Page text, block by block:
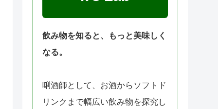
飲み物を知ると、もっと美味しく
なる。
唎酒師として、お酒からソフトド
リンクまで幅広い飲み物を探究し